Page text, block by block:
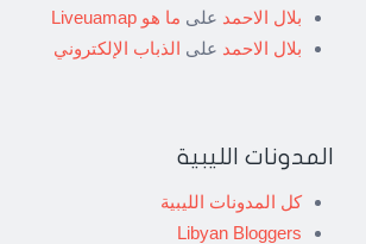
بلال الاحمد على ما هو Liveuamap
بلال الاحمد على الذباب الإلكتروني
المدونات الليبية
كل المدونات الليبية
Libyan Bloggers